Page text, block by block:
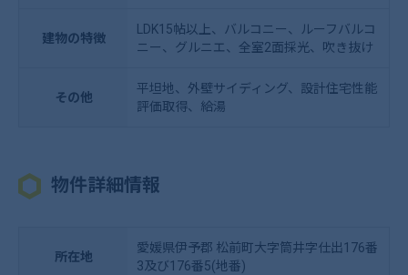
建物の特徴
LDK15帖以上、バルコニー、ルーフバルコ
ニー、グルニエ、全室2面採光、吹き抜け
その他
平坦地、外壁サイディング、設計住宅性能
評価取得、給湯
物件詳細情報
所在地
愛媛県伊予郡 松前町大字筒井字仕出176番
3及び176番5(地番)